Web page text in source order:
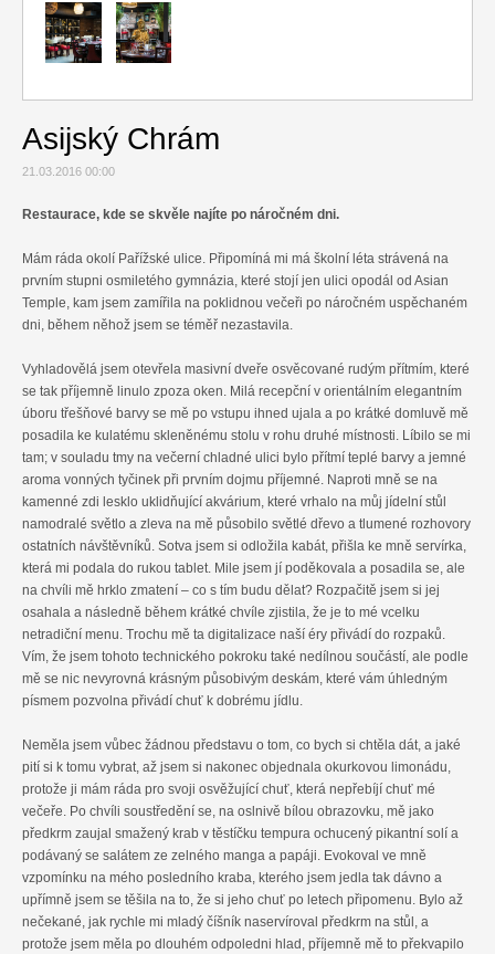
Gurmán
Asijský Chrám
21.03.2016 00:00
Restaurace, kde se skvěle najíte po náročném dni.
Mám ráda okolí Pařížské ulice. Připomíná mi má školní léta strávená na
prvním stupni osmiletého gymnázia, které stojí jen ulici opodál od Asian
Temple, kam jsem zamířila na poklidnou večeři po náročném uspěchaném
dni, během něhož jsem se téměř nezastavila.
Vyhladovělá jsem otevřela masivní dveře osvěcované rudým přítmím, které
se tak příjemně linulo zpoza oken. Milá recepční v orientálním elegantním
úboru třešňové barvy se mě po vstupu ihned ujala a po krátké domluvě mě
posadila ke kulatému skleněnému stolu v rohu druhé místnosti. Líbilo se mi
tam; v souladu tmy na večerní chladné ulici bylo přítmí teplé barvy a jemné
aroma vonných tyčinek při prvním dojmu příjemné. Naproti mně se na
kamenné zdi lesklo uklidňující akvárium, které vrhalo na můj jídelní stůl
namodralé světlo a zleva na mě působilo světlé dřevo a tlumené rozhovory
ostatních návštěvníků. Sotva jsem si odložila kabát, přišla ke mně servírka,
která mi podala do rukou tablet. Mile jsem jí poděkovala a posadila se, ale
na chvíli mě hrklo zmatení – co s tím budu dělat? Rozpačitě jsem si jej
osahala a následně během krátké chvíle zjistila, že je to mé vcelku
netradiční menu. Trochu mě ta digitalizace naší éry přivádí do rozpaků.
Vím, že jsem tohoto technického pokroku také nedílnou součástí, ale podle
mě se nic nevyrovná krásným působivým deskám, které vám úhledným
písmem pozvolna přivádí chuť k dobrému jídlu.
Neměla jsem vůbec žádnou představu o tom, co bych si chtěla dát, a jaké
pití si k tomu vybrat, až jsem si nakonec objednala okurkovou limonádu,
protože ji mám ráda pro svoji osvěžující chuť, která nepřebíjí chuť mé
večeře. Po chvíli soustředění se, na oslnivě bílou obrazovku, mě jako
předkrm zaujal smažený krab v těstíčku tempura ochucený pikantní solí a
podávaný se salátem ze zelného manga a papáji. Evokoval ve mně
vzpomínku na mého posledního kraba, kterého jsem jedla tak dávno a
upřímně jsem se těšila na to, že si jeho chuť po letech připomenu. Bylo až
nečekané, jak rychle mi mladý číšník naservíroval předkrm na stůl, a
protože jsem měla po dlouhém odpoledni hlad, příjemně mě to překvapilo